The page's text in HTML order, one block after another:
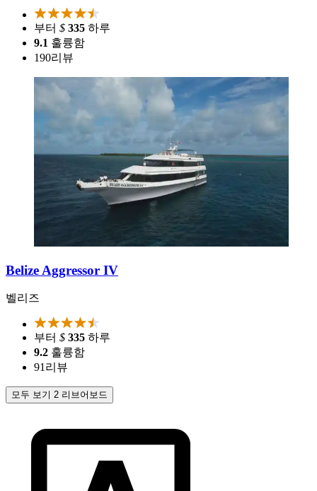
부터 $ 335 하루
9.1 훌륭함
190리뷰
Belize Aggressor IV
벨리즈
부터 $ 335 하루
9.2 훌륭함
91리뷰
모두 보기 2 리브어보드